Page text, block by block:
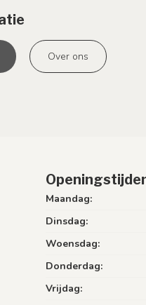
Over ons
Maandag:
Dinsdag:
Woensdag:
Donderdag:
Vrijdag: